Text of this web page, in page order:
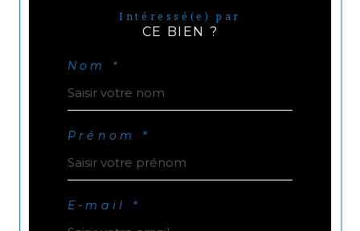
Intéressé(e) par
CE BIEN ?
Nom *
Prénom *
E-mail *